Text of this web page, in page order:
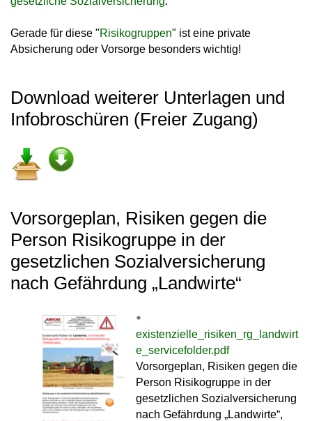
Gerade für diese "Risikogruppen" ist eine private
Absicherung oder Vorsorge besonders wichtig!
Download weiterer Unterlagen und
Infobroschüren (Freier Zugang)
Vorsorgeplan, Risiken gegen die
Person Risikogruppe in der
gesetzlichen Sozialversicherung
nach Gefährdung „Landwirte“
existenzielle_risiken_rg_landwirt
e_servicefolder.pdf
Vorsorgeplan, Risiken gegen die
Person Risikogruppe in der
gesetzlichen Sozialversicherung
nach Gefährdung „Landwirte“,